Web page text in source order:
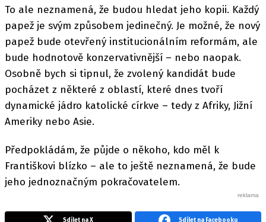
To ale neznamená, že budou hledat jeho kopii. Každý
papež je svým způsobem jedinečný. Je možné, že nový
papež bude otevřený institucionálním reformám, ale
bude hodnotově konzervativnější – nebo naopak.
Osobně bych si tipnul, že zvolený kandidát bude
pocházet z některé z oblastí, které dnes tvoří
dynamické jádro katolické církve – tedy z Afriky, Jižní
Ameriky nebo Asie.
Předpokládám, že půjde o někoho, kdo měl k
Františkovi blízko – ale to ještě neznamená, že bude
jeho jednoznačným pokračovatelem.
Sdílet na X Sdílet na Facebooku